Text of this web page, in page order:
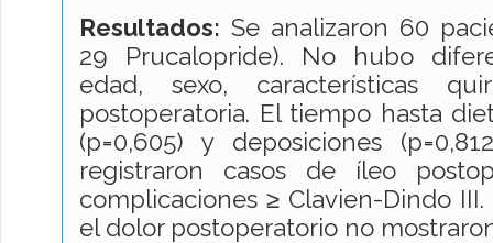
Resultados: Se analizaron 60
29 Prucalopride). No hubo
edad, sexo, características
postoperatoria. El tiempo hasta
(p=0,605) y deposiciones
registraron casos de íleo
complicaciones ≥ Clavien-Dindo
el dolor postoperatorio no